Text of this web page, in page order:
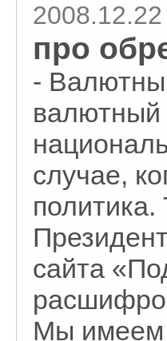
про
-
валютный
случае,
сайта
Мы имеем